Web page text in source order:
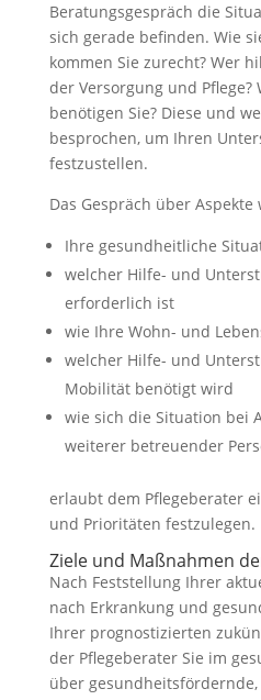
Beratungsgespräch die
sich gerade befinden. Wie
kommen Sie zurecht? Wer
der Versorgung und
benötigen Sie? Diese und
besprochen, um Ihren
festzustellen.
Das Gespräch über Aspekte
Ihre gesundheitliche
welcher Hilfe- und
erforderlich ist
wie Ihre Wohn- und
welcher Hilfe- und
Mobilität benötigt wird
wie sich die Situation bei
weiterer betreuender
erlaubt dem Pflegeberater
und Prioritäten festzulegen.
Ziele und Maßnahmen
Nach Feststellung Ihrer
nach Erkrankung und
Ihrer prognostizierten
der Pflegeberater Sie im
über